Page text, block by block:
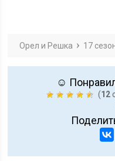
Орел и Решка 17
☺
(12